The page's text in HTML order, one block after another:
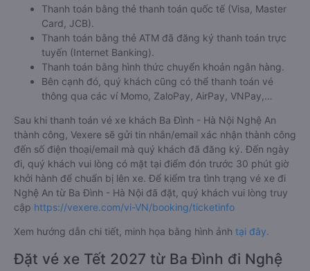
Thanh toán bằng thẻ thanh toán quốc tế (Visa, Master
Card, JCB).
Thanh toán bằng thẻ ATM đã đăng ký thanh toán trực
tuyến (Internet Banking).
Thanh toán bằng hình thức chuyển khoản ngân hàng.
Bên cạnh đó, quý khách cũng có thể thanh toán vé
thông qua các ví Momo, ZaloPay, AirPay, VNPay,…
Sau khi thanh toán vé xe khách Ba Đình - Hà Nội Nghệ An
thành công, Vexere sẽ gửi tin nhắn/email xác nhận thành công
đến số điện thoại/email mà quý khách đã đăng ký. Đến ngày
đi, quý khách vui lòng có mặt tại điểm đón trước 30 phút giờ
khởi hành để chuẩn bị lên xe. Để kiểm tra tình trạng vé xe đi
Nghệ An từ Ba Đình - Hà Nội đã đặt, quý khách vui lòng truy
cập https://vexere.com/vi-VN/booking/ticketinfo
Xem hướng dẫn chi tiết, minh họa bằng hình ảnh tại đây.
Đặt vé xe Tết 2027 từ Ba Đình đi Nghệ